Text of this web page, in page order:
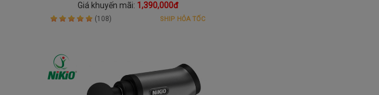
Giá khuyến mãi: 1,390,000đ
(108) SHIP HỎA TỐC